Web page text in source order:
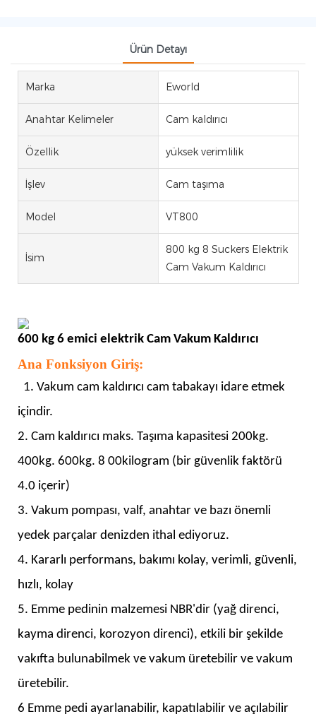
Ürün Detayı
Marka Eworld
Anahtar Kelimeler Cam kaldırıcı
Özellik yüksek verimlilik
İşlev Cam taşıma
Model VT800
İsim
800 kg 8 Suckers Elektrik
Cam Vakum Kaldırıcı
600 kg 6 emici elektrik Cam Vakum Kaldırıcı
Ana Fonksiyon Giriş:
1. Vakum cam kaldırıcı cam tabakayı idare etmek
içindir.
2. Cam kaldırıcı maks. Taşıma kapasitesi 200kg.
400kg. 600kg. 8 00kilogram (bir güvenlik faktörü
4.0 içerir)
3. Vakum pompası, valf, anahtar ve bazı önemli
yedek parçalar denizden ithal ediyoruz.
4. Kararlı performans, bakımı kolay, verimli, güvenli,
hızlı, kolay
5. Emme pedinin malzemesi NBR'dir (yağ direnci,
kayma direnci, korozyon direnci), etkili bir şekilde
vakıfta bulunabilmek ve vakum üretebilir ve vakum
üretebilir.
6 Emme pedi ayarlanabilir, kapatılabilir ve açılabilir